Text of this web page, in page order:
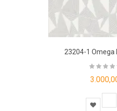
23204-1 Omega